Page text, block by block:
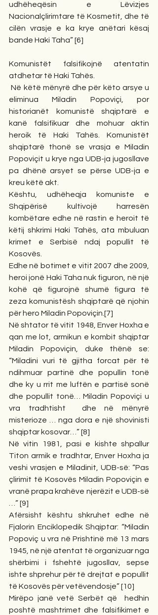
udhëheqësin e Lëvizjes
Nacionalçlirimtare të Kosmetit, dhe të
cilën vrasje e ka krye anëtari kësaj
bande Haki Taha” [6]
Komunistët falsifikojnë atentatin
atdhetar të Haki Tahës.
Në këtë mënyrë dhe për këto arsye u
eliminua Miladin Popoviçi, por
historianët komunistë shqiptarë e
kanë falsifikuar dhe mohuar aktin
heroik të Haki Tahës. Komunistët
shqiptarë thonë se vrasja e Miladin
Popoviçit u krye nga UDB-ja jugosllave
pa dhënë arsyet se përse UDB-ja e
kreu këtë akt.
Kështu, udhëheqja komuniste e
Shqipërisë kultivojë harresën
kombëtare edhe në rastin e heroit të
këtij shkrimi Haki Tahës, ata mbuluan
krimet e Serbisë ndaj popullit të
Kosovës.
Edhe në botimet e vitit 2007 dhe 2009,
heroi jonë Haki Taha nuk figuron, në një
kohë që figurojnë shumë figura të
zeza komunistësh shqiptarë që njohin
për hero Miladin Popoviçin.[7]
Në shtator të vitit 1948, Enver Hoxha e
qan me lot, armikun e kombit shqiptar
Miladin Popoviçin, duke thënë se:
“Miladini vuri të gjitha forcat për të
ndihmuar partinë dhe popullin tonë
dhe ky u rrit me luftën e partisë sonë
dhe popullit tonë… Miladin Popoviçi u
vra tradhtisht  dhe në mënyrë
misterioze … nga dora e një shovinisti
shqiptar kosovar…” [8]
Në vitin 1981, pasi e kishte shpallur
Titon armik e tradhtar, Enver Hoxha ja
veshi vrasjen e Miladinit, UDB-së: “Pas
çlirimit të Kosovës Miladin Popoviçin e
vranë prapa krahëve njerëzit e UDB-së
…” [9]
Afërsisht kështu shkruhet edhe në
Fjalorin Enciklopedik Shqiptar: “Miladin
Popoviç u vra në Prishtinë më 13 mars
1945, në një atentat të organizuar nga
shërbimi i fshehtë jugosllav, sepse
ishte shprehur për të drejtat e popullit
të Kosovës për vetëvendosje” [10]
Mirëpo janë vetë Serbët që  hedhin
poshtë mashtrimet dhe falsifikimet e